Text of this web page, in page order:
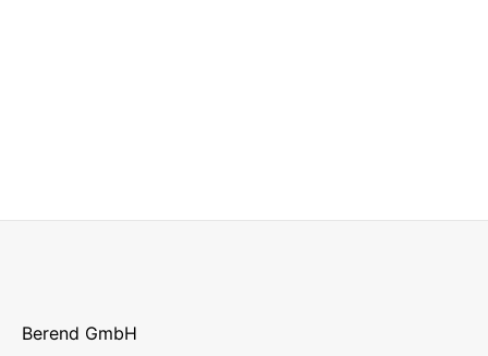
Berend GmbH